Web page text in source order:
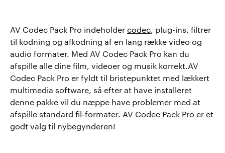
AV Codec Pack Pro indeholder codec, plug-ins, filtrer
til kodning og afkodning af en lang række video og
audio formater. Med AV Codec Pack Pro kan du
afspille alle dine film, videoer og musik korrekt.AV
Codec Pack Pro er fyldt til bristepunktet med lækkert
multimedia software, så efter at have installeret
denne pakke vil du næppe have problemer med at
afspille standard fil-formater. AV Codec Pack Pro er et
godt valg til nybegynderen!